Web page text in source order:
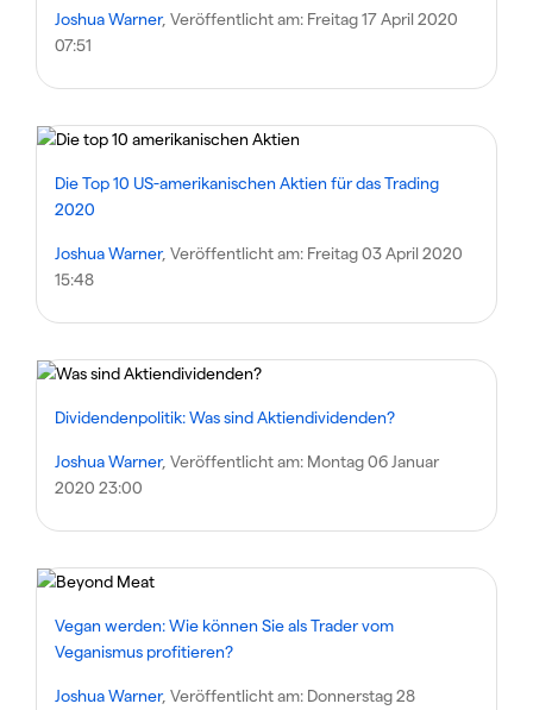
Joshua Warner, Veröffentlicht am: Freitag 17 April 2020
07:51
Die Top 10 US-amerikanischen Aktien für das Trading
2020
Joshua Warner, Veröffentlicht am: Freitag 03 April 2020
15:48
Dividendenpolitik: Was sind Aktiendividenden?
Joshua Warner, Veröffentlicht am: Montag 06 Januar
2020 23:00
Vegan werden: Wie können Sie als Trader vom
Veganismus profitieren?
Joshua Warner, Veröffentlicht am: Donnerstag 28